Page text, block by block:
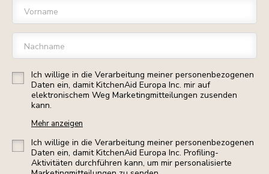
Vorname
Nachname
Ich willige in die Verarbeitung meiner personenbezogenen
Daten ein, damit KitchenAid Europa Inc. mir auf
elektronischem Weg Marketingmitteilungen zusenden
kann.
Mehr anzeigen
Ich willige in die Verarbeitung meiner personenbezogenen
Daten ein, damit KitchenAid Europa Inc. Profiling-
Aktivitäten durchführen kann, um mir personalisierte